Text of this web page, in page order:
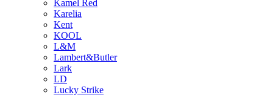
Kamel Red
Karelia
Kent
KOOL
L&M
Lambert&Butler
Lark
LD
Lucky Strike